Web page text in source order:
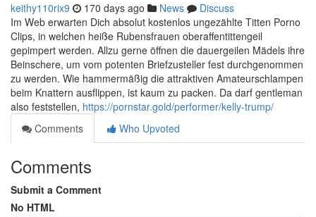
keithy110rix9 170 days ago News
Discuss
Im Web erwarten Dich absolut kostenlos ungezählte Titten Porno
Clips, in welchen heiße Rubensfrauen oberaffentittengeil
gepimpert werden. Allzu gerne öffnen die dauergeilen Mädels ihre
Beinschere, um vom potenten Briefzusteller fest durchgenommen
zu werden. Wie hammermäßig die attraktiven Amateurschlampen
beim Knattern ausflippen, ist kaum zu packen. Da darf gentleman
also feststellen, https://pornstar.gold/performer/kelly-trump/
Comments
Who Upvoted
Comments
Submit a Comment
No HTML